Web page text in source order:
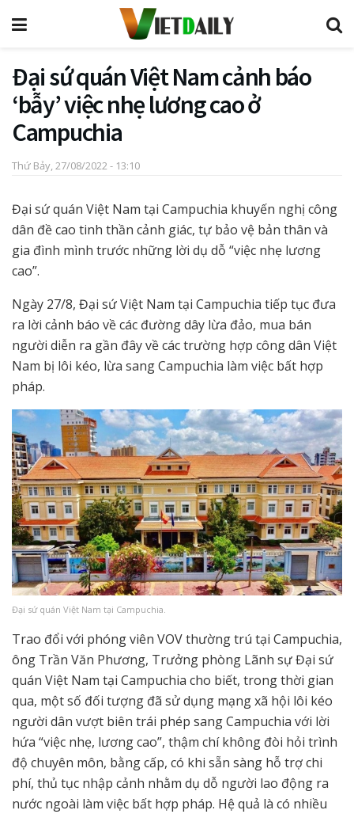
Đại sứ quán Việt Nam cảnh báo
‘bẫy’ việc nhẹ lương cao ở
Campuchia
Thứ Bảy, 27/08/2022 - 13:10
Đại sứ quán Việt Nam tại Campuchia khuyến nghị công
dân đề cao tinh thần cảnh giác, tự bảo vệ bản thân và
gia đình mình trước những lời dụ dỗ “việc nhẹ lương
cao”.
Ngày 27/8, Đại sứ Việt Nam tại Campuchia tiếp tục đưa
ra lời cảnh báo về các đường dây lừa đảo, mua bán
người diễn ra gần đây về các trường hợp công dân Việt
Nam bị lôi kéo, lừa sang Campuchia làm việc bất hợp
pháp.
Đại sứ quán Việt Nam tại Campuchia.
Trao đổi với phóng viên VOV thường trú tại Campuchia,
ông Trần Văn Phương, Trưởng phòng Lãnh sự Đại sứ
quán Việt Nam tại Campuchia cho biết, trong thời gian
qua, một số đối tượng đã sử dụng mạng xã hội lôi kéo
người dân vượt biên trái phép sang Campuchia với lời
hứa “việc nhẹ, lương cao”, thậm chí không đòi hỏi trình
độ chuyên môn, bằng cấp, có khi sẵn sàng hỗ trợ chi
phí, thủ tục nhập cảnh nhằm dụ dỗ người lao động ra
nước ngoài làm việc bất hợp pháp. Hệ quả là có nhiều